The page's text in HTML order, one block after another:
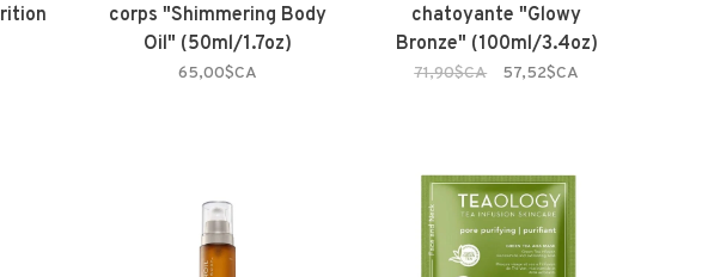
corps "Shimmering Body
Oil" (50ml/1.7oz)
65,00$CA
chatoyante "Glowy
Bronze" (100ml/3.4oz)
71,90$CA 57,52$CA